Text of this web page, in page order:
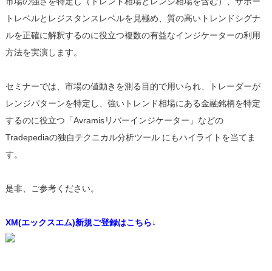
トレベルとレジスタンスレベルを見極め、質の高いトレンドシグナ
ルを正確に解釈するのに役立つ複数の有益なインジケーターの利用
方法を実演します。
セミナーでは、市場の値動きを測る目的で用いられ、トレーダーが
レンジパターンを特定し、強いトレンド相場にある金融銘柄を特定
するのに役立つ「Avramisリバーインジケーター」などの
Tradepediaの独自テクニカル分析ツール にもハイライトを当てま
す。
是非、ご参考ください。
XM(エックスエム)新規ご登録はこちら↓